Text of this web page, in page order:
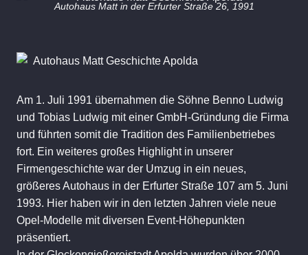
Autohaus Matt in der Erfurter Straße 26, 1991
Am 1. Juli 1991 übernahmen die Söhne Benno Ludwig
und Tobias Ludwig mit einer GmbH-Gründung die Firma
und führten somit die Tradition des Familienbetriebes
fort. Ein weiteres großes Highlight in unserer
Firmengeschichte war der Umzug in ein neues,
größeres Autohaus in der Erfurter Straße 107 am 5. Juni
1993. Hier haben wir in den letzten Jahren viele neue
Opel-Modelle mit diversen Event-Höhepunkten
präsentiert.